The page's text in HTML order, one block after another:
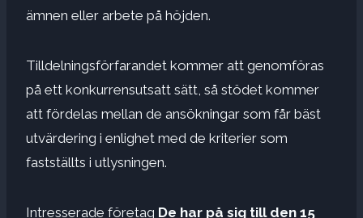
ämnen eller arbete på höjden.
Tilldelningsförfarandet kommer att genomföras
på ett konkurrensutsatt sätt, så stödet kommer
att fördelas mellan de ansökningar som får bäst
utvärdering i enlighet med de kriterier som
fastställts i utlysningen.
Intresserade företag De har på sig till den 15